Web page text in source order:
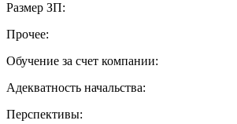
Размер ЗП:
Прочее:
Обучение за счет компании:
Адекватность начальства:
Перспективы: